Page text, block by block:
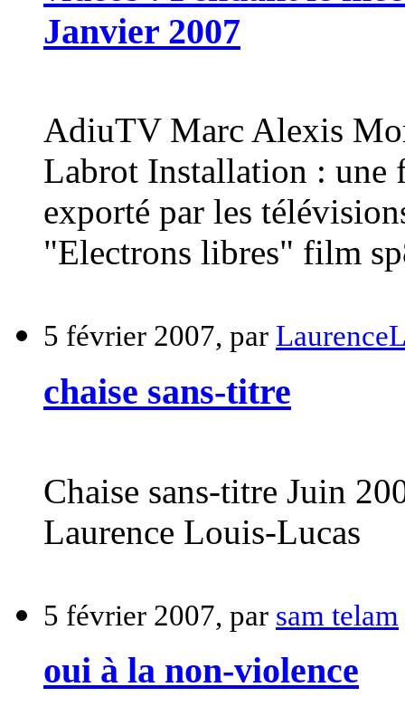
Janvier 2007
AdiuTV Marc Alexis
Labrot Installation : une
exporté par les
"Electrons libres" film
5 février 2007, par
chaise sans-titre
Chaise sans-titre Juin
Laurence Louis-Lucas
5 février 2007, par sam telam
oui à la non-violence